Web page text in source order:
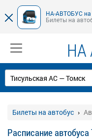
НА-АВТОБУС на
Билеты на
НА
Билеты на автобус
Расписание